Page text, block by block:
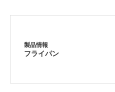
製品情報
フライパン